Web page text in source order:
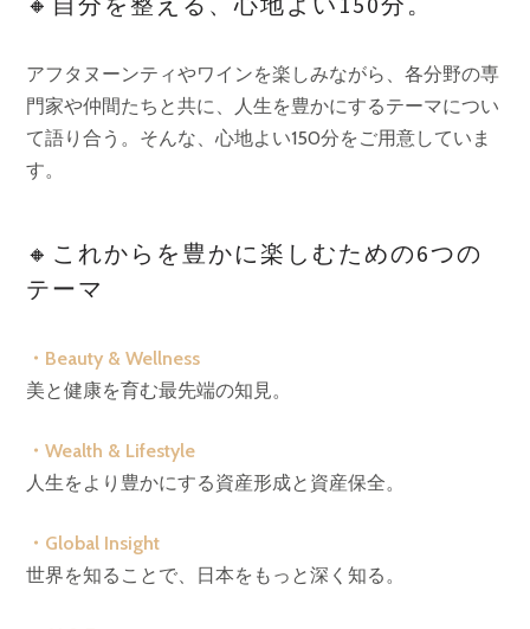
アフタヌーンティやワインを楽しみながら、各分野の専
門家や仲間たちと共に、人生を豊かにするテーマについ
て語り合う。そんな、心地よい150分をご用意していま
す。
🔸これからを豊かに楽しむための6つの
テーマ
・Beauty & Wellness
美と健康を育む最先端の知見。
・Wealth & Lifestyle
人生をより豊かにする資産形成と資産保全。
・Global Insight
世界を知ることで、日本をもっと深く知る。